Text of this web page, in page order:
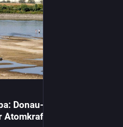
Donau-Dürre legt
offen